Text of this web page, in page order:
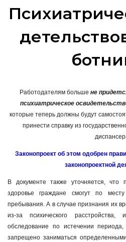
Работодателям больше не
психиатрическое
которые теперь должны будут
принести справку из
Законопроект об этом одобрен
законопроектной
В документе также уточняется, что
здоровье граждане смогут по
пребывания. А в случае признания их
из-за психического
обследование по истечении
запрещено заниматься